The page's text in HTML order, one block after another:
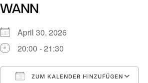
WANN
April 30, 2026
20:00 - 21:30
ZUM KALENDER HINZUFÜGEN